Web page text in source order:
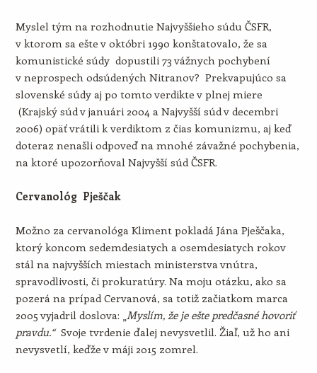
Myslel tým na rozhodnutie Najvyššieho súdu ČSFR,
v ktorom sa ešte v októbri 1990 konštatovalo, že sa
komunistické súdy dopustili 73 vážnych pochybení
v neprospech odsúdených Nitranov? Prekvapujúco sa
slovenské súdy aj po tomto verdikte v plnej miere
(Krajský súd v januári 2004 a Najvyšší súd v decembri
2006) opäť vrátili k verdiktom z čias komunizmu, aj keď
doteraz nenašli odpoveď na mnohé závažné pochybenia,
na ktoré upozorňoval Najvyšší súd ČSFR.
Cervanológ Pješčak
Možno za cervanológa Kliment pokladá Jána Pješčaka,
ktorý koncom sedemdesiatych a osemdesiatych rokov
stál na najvyšších miestach ministerstva vnútra,
spravodlivosti, či prokuratúry. Na moju otázku, ako sa
pozerá na prípad Cervanová, sa totiž začiatkom marca
2005 vyjadril doslova: „ Myslím, že je ešte predčasné hovoriť
pravdu.“ Svoje tvrdenie ďalej nevysvetlil. Žiaľ, už ho ani
nevysvetlí, keďže v máji 2015 zomrel.